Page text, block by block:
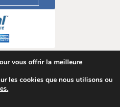
2026 |Contact|Plan du
vous offrir la meilleure
les cookies que nous utilisons ou
.